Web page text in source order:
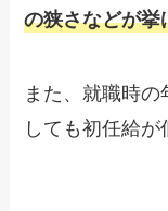
の狭さなどが挙
また、就職時
しても初任給が